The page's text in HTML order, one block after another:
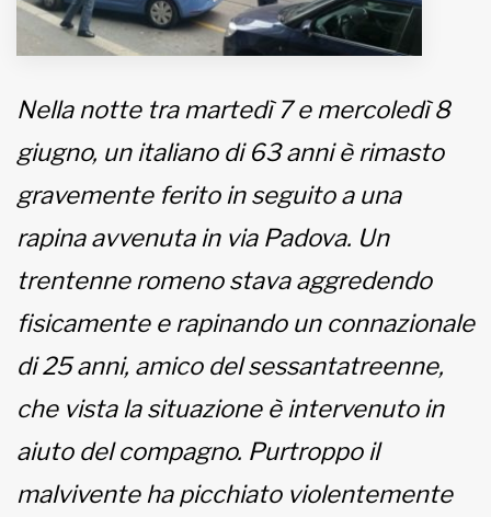
Bernardis
EDB edizioni - Via Brivio angolo C.
Imbonati, 89 20159 Milano (Italia)
Informativa sulla privacy
Nella notte tra martedì 7 e mercoledì 8
giugno, un italiano di 63 anni è rimasto
gravemente ferito in seguito a una
rapina avvenuta in via Padova. Un
trentenne romeno stava aggredendo
fisicamente e rapinando un connazionale
di 25 anni, amico del sessantatreenne,
che vista la situazione è intervenuto in
aiuto del compagno. Purtroppo il
malvivente ha picchiato violentemente